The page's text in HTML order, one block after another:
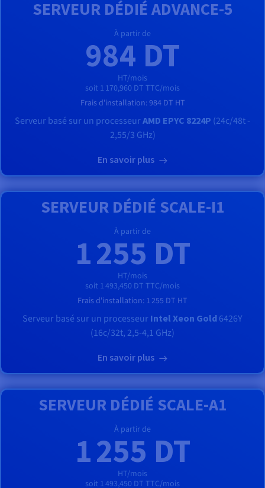
SERVEUR DÉDIÉ ADVANCE-5
À partir de
984 DT
HT/mois
soit 1 170,960 DT TTC/mois
Frais d'installation:984 DT HT
Serveur basé sur un processeurAMD EPYC 8224P (24c/48t -
2,55/3 GHz)
En savoir plus
SERVEUR DÉDIÉ SCALE-I1
À partir de
1 255 DT
HT/mois
soit 1 493,450 DT TTC/mois
Frais d'installation: 1 255 DT HT
Serveur basé sur un processeur Intel Xeon Gold 6426Y
(16c/32t, 2,5-4,1 GHz)
En savoir plus
SERVEUR DÉDIÉ SCALE-A1
À partir de
1 255 DT
HT/mois
soit 1 493,450 DT TTC/mois